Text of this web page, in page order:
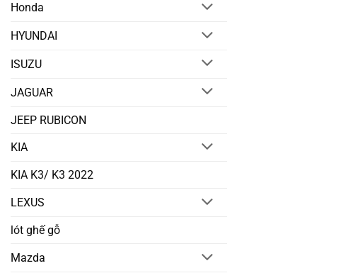
Honda
HYUNDAI
ISUZU
JAGUAR
JEEP RUBICON
KIA
KIA K3/ K3 2022
LEXUS
lót ghế gỗ
Mazda